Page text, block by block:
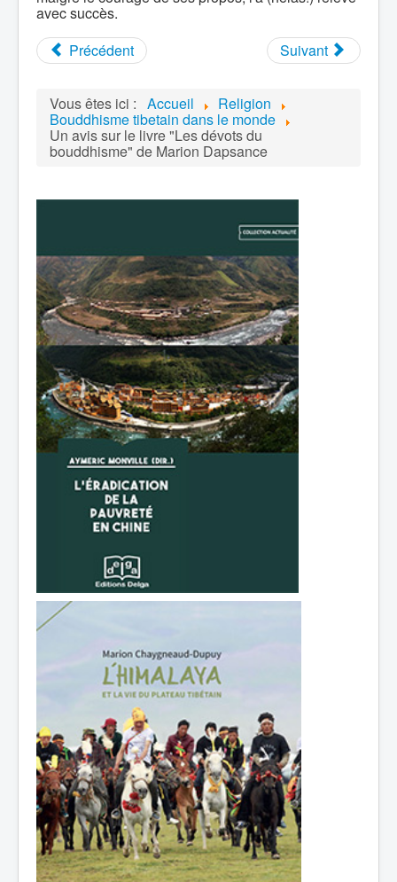
avec succès.
Précédent
Suivant
Vous êtes ici : Accueil Religion
Bouddhisme tibetain dans le monde
Un avis sur le livre "Les dévots du
bouddhisme" de Marion Dapsance